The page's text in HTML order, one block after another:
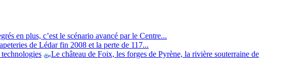
en plus, c’est le scénario avancé par le Centre...
de Lédar fin 2008 et la perte de 117...
Le château de Foix, les forges de Pyrène, la rivière souterraine de